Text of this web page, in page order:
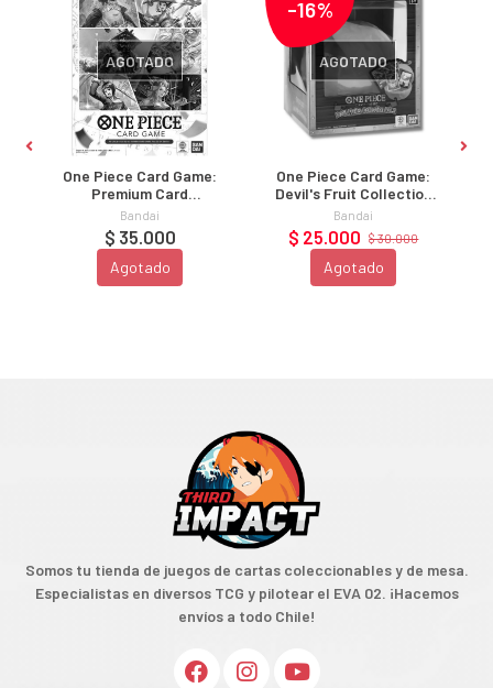
AGOTADO
One Piece Card Game:
Premium Card
Collection Bandai Card
FES 23/24 Edition
Bandai
$ 35.000
Agotado
-16%
AGOTADO
One Piece Card Game:
Devil's Fruit Collection
Vol. 2 Mera-Mera Fruit
Bandai
$ 30.000
$ 25.000
Agotado
Somos tu tienda de juegos de cartas coleccionables y de mesa.
Especialistas en diversos TCG y pilotear el EVA 02. ¡Hacemos
envíos a todo Chile!